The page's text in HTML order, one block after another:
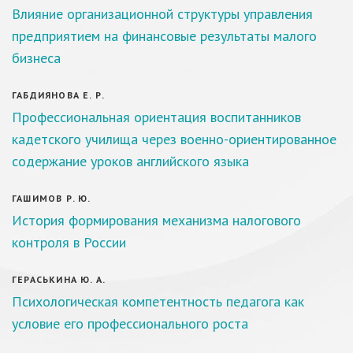
Влияние организационной структуры управления
предприятием на финансовые результаты малого
бизнеса
ГАБДИЯНОВА Е. Р.
Профессиональная ориентация воспитанников
кадетского училища через военно-ориентированное
содержание уроков английского языка
ГАШИМОВ Р. Ю.
История формирования механизма налогового
контроля в России
ГЕРАСЬКИНА Ю. А.
Психологическая компетентность педагога как
условие его профессионального роста